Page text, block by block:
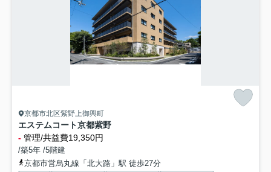
京都市北区紫野上御輿町
エステムコート京都紫野
- 管理/共益費19,350円
/築5年 /5階建
京都市営烏丸線「北大路」駅 徒歩27分